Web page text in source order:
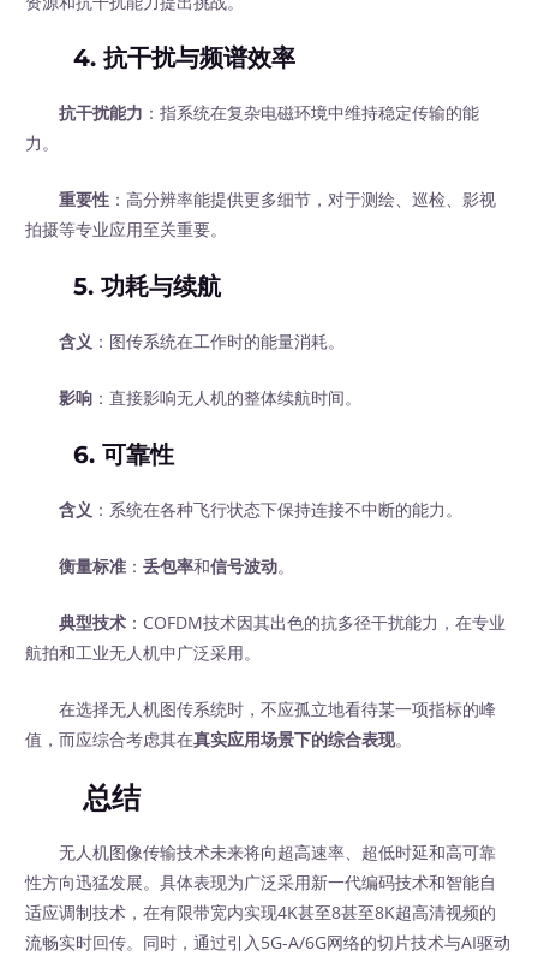
4. 抗干扰与频谱效率
抗干扰能力 ：指系统在复杂电磁环境中维持稳定传输的能
力。
重要性 ：高分辨率能提供更多细节，对于测绘、巡检、影视
拍摄等专业应用至关重要。
5. 功耗与续航
含义 ：图传系统在工作时的能量消耗。
影响 ：直接影响无人机的整体续航时间。
6. 可靠性
含义 ：系统在各种飞行状态下保持连接不中断的能力。
衡量标准 ：丢包率和信号波动。
典型技术 ：COFDM技术因其出色的抗多径干扰能力，在专业
航拍和工业无人机中广泛采用。
在选择无人机图传系统时，不应孤立地看待某一项指标的峰
值，而应综合考虑其在真实应用场景下的综合表现。
总结
无人机图像传输技术未来将向超高速率、超低时延和高可靠
性方向迅猛发展。具体表现为广泛采用新一代编码技术和智能自
适应调制技术，在有限带宽内实现4K甚至8甚至8K超高清视频的
流畅实时回传。同时，通过引入5G-A/6G网络的切片技术与AI驱动